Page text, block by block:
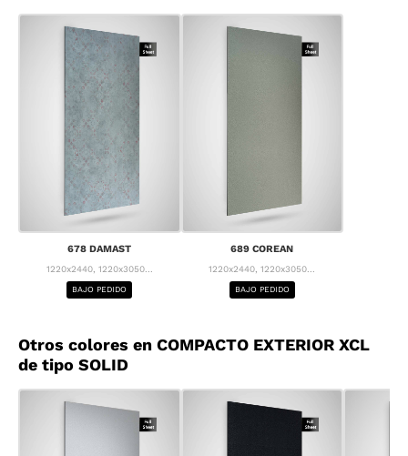
678 DAMAST
1220x2440, 1220x3050...
BAJO PEDIDO
689 COREAN
1220x2440, 1220x3050...
BAJO PEDIDO
Otros colores en COMPACTO EXTERIOR XCL
de tipo SOLID